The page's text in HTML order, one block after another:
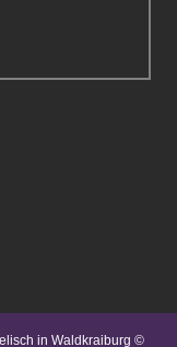
in Waldkraiburg ©